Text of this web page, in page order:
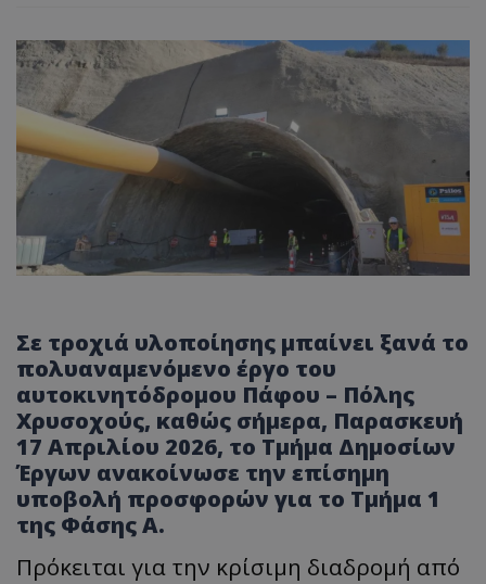
Σε τροχιά υλοποίησης μπαίνει ξανά το
πολυαναμενόμενο έργο του
αυτοκινητόδρομου Πάφου – Πόλης
Χρυσοχούς, καθώς σήμερα, Παρασκευή
17 Απριλίου 2026, το Τμήμα Δημοσίων
Έργων ανακοίνωσε την επίσημη
υποβολή προσφορών για το Τμήμα 1
της Φάσης Α.
Πρόκειται για την κρίσιμη διαδρομή από